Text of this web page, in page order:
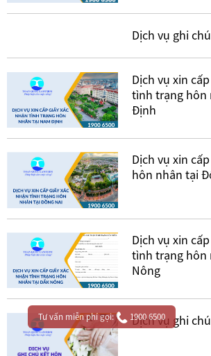
Dịch vụ ghi
Dịch vụ xin
tình trạng hôn
Định
Dịch vụ xin
hôn nhân tại
Dịch vụ xin
tình trạng hôn
Nông
Dịch vụ ghi
Tư vấn miễn phí gọi: 1900 6500